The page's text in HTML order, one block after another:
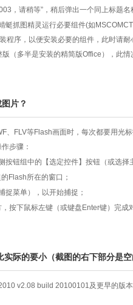
，请稍等”，稍后弹出一个同上标题
蜓抓图精灵运行必要组件(如
程序，以便安装必要的组件，此时请
（多半是安装的精简版Office），此
片？
、FLV等Flash画面时，每次都要用光
步骤：
按钮组中的【选定控件】按钮（或选
Flash所在的窗口；
捉菜单），以开始捕捉；
按下鼠标左键（或键盘Enter键）完成
实际的要小（截图的右下部分是
v2.08 build 20100101及更早的版